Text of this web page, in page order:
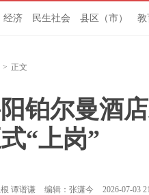
经济 民生社会 县区（市） 教
> 正文
铂尔曼酒
“上岗”
谭谱谦 编辑：张潇今 2026-07-03